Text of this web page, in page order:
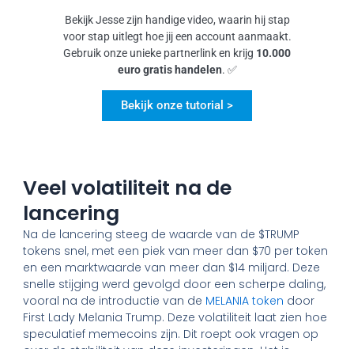
Bekijk Jesse zijn handige video, waarin hij stap
voor stap uitlegt hoe jij een account aanmaakt.
Gebruik onze unieke partnerlink en krijg 10.000
euro gratis handelen. ✅
Bekijk onze tutorial >
Veel volatiliteit na de
lancering
Na de lancering steeg de waarde van de $TRUMP
tokens snel, met een piek van meer dan $70 per token
en een marktwaarde van meer dan $14 miljard. Deze
snelle stijging werd gevolgd door een scherpe daling,
vooral na de introductie van de MELANIA token door
First Lady Melania Trump. Deze volatiliteit laat zien hoe
speculatief memecoins zijn. Dit roept ook vragen op